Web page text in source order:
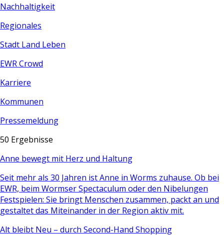
Nachhaltigkeit
Regionales
Stadt Land Leben
EWR Crowd
Karriere
Kommunen
Pressemeldung
50 Ergebnisse
Anne bewegt mit Herz und Haltung
Seit mehr als 30 Jahren ist Anne in Worms zuhause. Ob bei
EWR, beim Wormser Spectaculum oder den Nibelungen
Festspielen: Sie bringt Menschen zusammen, packt an und
gestaltet das Miteinander in der Region aktiv mit.
Alt bleibt Neu – durch Second-Hand Shopping